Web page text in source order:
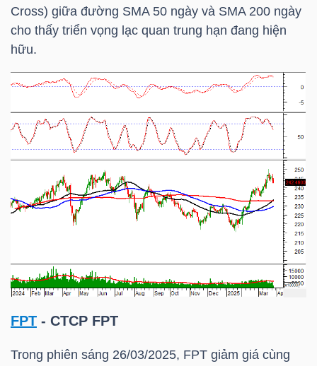
Cross) giữa đường SMA 50 ngày và SMA 200 ngày
cho thấy triển vọng lạc quan trung hạn đang hiện
hữu.
FPT - CTCP FPT
Trong phiên sáng 26/03/2025, FPT giảm giá cùng
PHÂN
VĨ
DOANH
NGHIỆP